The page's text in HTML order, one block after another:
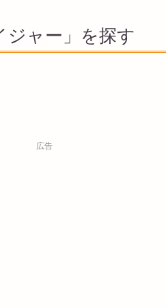
ジャー」を探す
広告